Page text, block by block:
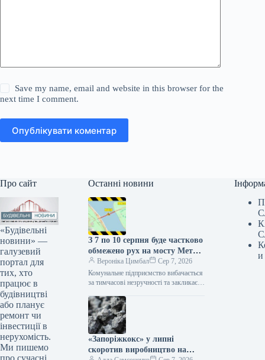
Save my name, email and website in this browser for the
next time I comment.
Опублікувати коментар
Про сайт
«Будівельні
новини» —
галузевий
портал для
тих, хто
працює в
будівництві
або планує
ремонт чи
інвестиції в
нерухомість.
Ми пишемо
про сучасні
Останні новини
З 7 по 10 серпня буде частково
обмежено рух на мосту Метро
(схема)
Вероніка Цимбал
Сер 7, 2026
Комунальне підприємство вибачається
за тимчасові незручності та закликає
плануванні своїх поїздок. Сьогодні,
11:56 Фото: kyivcity.com.ua Ремонт
дорожнього…
«Запоріжкокс» у липні
скоротив виробництво на
и